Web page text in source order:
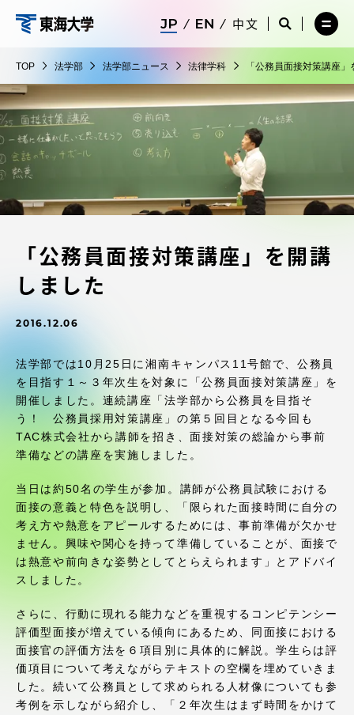
ツ
に
ス
キ
ッ
プ
学
部
中文
サ
検
索
を
開
サ
イ
索
を
閉
メ
ー
を
開
TOP 法学部 法学部ニュース 法律学科 「公務員面接対策講座
「公務員面接対策講座」を開講
しました
2016.12.06
法学部では10月25日に湘南キャンパス11号館で、公務員
を目指す１～３年次生を対象に「公務員面接対策講座」を
開催しました。連続講座「法学部から公務員を目指そ
う！ 公務員採用対策講座」の第５回目となる今回も
TAC株式会社から講師を招き、面接対策の総論から事前
準備などの講座を実施しました。
当日は約50名の学生が参加。講師が公務員試験における
面接の意義と特色を説明し、「限られた面接時間に自分の
考え方や熱意をアピールするためには、事前準備が欠かせ
ません。興味や関心を持って準備していることが、面接で
は熱意や前向きな姿勢としてとらえられます」とアドバイ
スしました。
さらに、行動に現れる能力などを重視するコンピテンシー
評価型面接が増えている傾向にあるため、同面接における
面接官の評価方法を６項目別に具体的に解説。学生らは評
価項目について考えながらテキストの空欄を埋めていきま
した。続いて公務員として求められる人材像についても参
考例を示しながら紹介し、「２年次生はまず時間をかけて
メ
ニ
を
閉
じ
在学生・保護者向けポータル（TIPS）
受験・入学案内
大学の概要
受験・入学案内
学生生活
グローバルネットワーク
学外連携
学園ネットワーク